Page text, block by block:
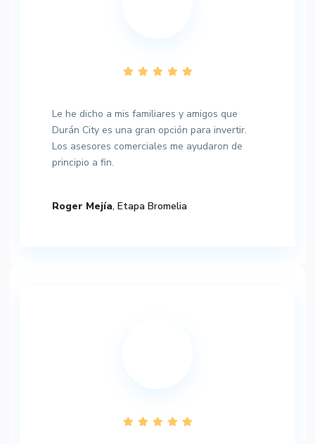
Le he dicho a mis familiares y amigos que
Durán City es una gran opción para invertir.
Los asesores comerciales me ayudaron de
principio a fin.
Roger Mejía, Etapa Bromelia